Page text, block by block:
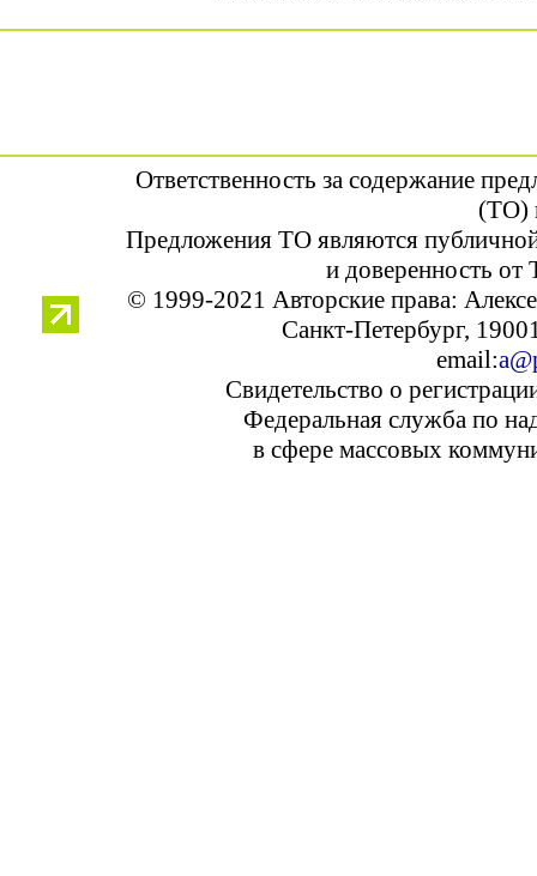
Ответственность за содержание
(ТО)
Предложения ТО являются
и доверенность от
© 1999-2021 Авторские права:
Санкт-Петербург,
email:
Свидетельство о
Федеральная служба по
в сфере массовых